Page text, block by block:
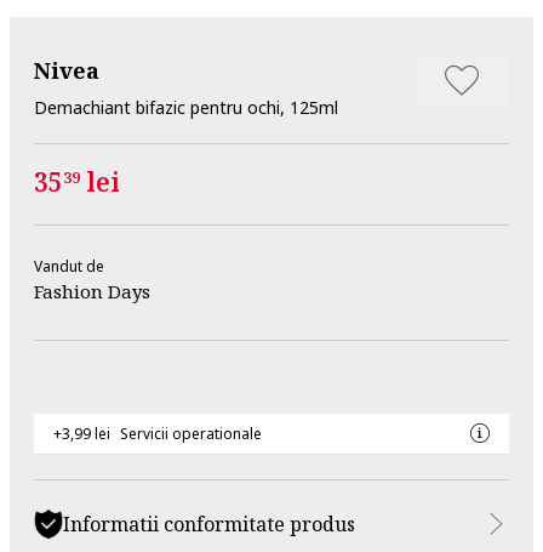
Nivea
Demachiant bifazic pentru ochi, 125ml
3539 lei
Vandut de
Fashion Days
+3,99 lei Servicii operationale
Informatii conformitate produs